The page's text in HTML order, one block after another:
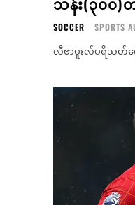
SOCCER SPORTS
လီဗာပူးလ်ပရိသတ်